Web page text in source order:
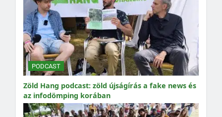
PODCAST
Zöld Hang podcast: zöld újságírás a fake news és
az infodömping korában